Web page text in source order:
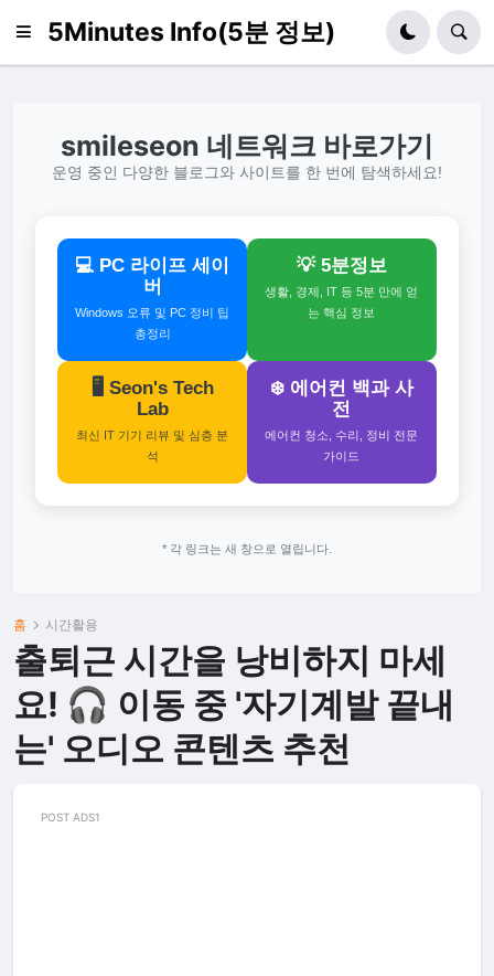
5Minutes Info(5분 정보)
smileseon 네트워크 바로가기
운영 중인 다양한 블로그와 사이트를 한 번에 탐색하세요!
💻 PC 라이프 세이
버
Windows 오류 및 PC 정비 팁
총정리
💡 5분정보
생활, 경제, IT 등 5분 만에 얻
는 핵심 정보
🖥️ Seon's Tech
Lab
최신 IT 기기 리뷰 및 심층 분
석
❄️ 에어컨 백과 사
전
에어컨 청소, 수리, 정비 전문
가이드
* 각 링크는 새 창으로 열립니다.
홈 시간활용
출퇴근 시간을 낭비하지 마세
요! 🎧 이동 중 '자기계발 끝내
는' 오디오 콘텐츠 추천
POST ADS1